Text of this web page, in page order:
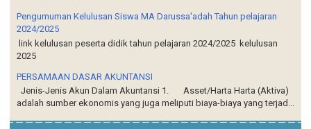
Pengumuman Kelulusan Siswa MA Darussa'adah Tahun pelajaran
2024/2025
link kelulusan peserta didik tahun pelajaran 2024/2025 kelulusan
2025
PERSAMAAN DASAR AKUNTANSI
Jenis-Jenis Akun Dalam Akuntansi 1. Asset/Harta Harta (Aktiva)
adalah sumber ekonomis yang juga meliputi biaya-biaya yang terjad...